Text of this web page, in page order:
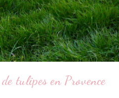
tulipes en Provence